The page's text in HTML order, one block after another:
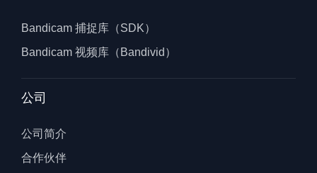
Bandicam 捕捉库（SDK）
Bandicam 视频库（Bandivid）
公司
公司简介
合作伙伴